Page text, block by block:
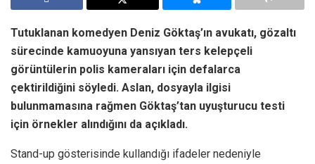
Tutuklanan komedyen Deniz Göktaş’ın avukatı, gözaltı
sürecinde kamuoyuna yansıyan ters kelepçeli
görüntülerin polis kameraları için defalarca
çektirildiğini söyledi. Aslan, dosyayla ilgisi
bulunmamasına rağmen Göktaş’tan uyuşturucu testi
için örnekler alındığını da açıkladı.
Stand-up gösterisinde kullandığı ifadeler nedeniyle